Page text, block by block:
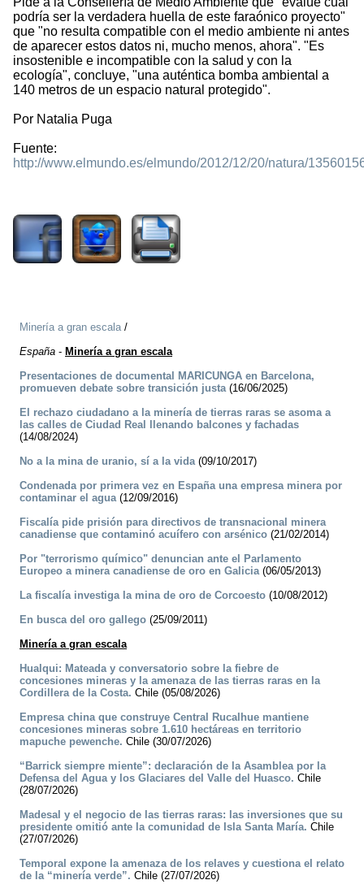
podría ser la verdadera huella de este faraónico proyecto"
que "no resulta compatible con el medio ambiente ni antes
de aparecer estos datos ni, mucho menos, ahora". "Es
insostenible e incompatible con la salud y con la
ecología", concluye, "una auténtica bomba ambiental a
140 metros de un espacio natural protegido".
Por Natalia Puga
Fuente:
http://www.elmundo.es/elmundo/2012/12/20/natura/
Minería a gran escala/
España - Minería a gran escala
Presentaciones de documental MARICUNGA en Barcelona,
promueven debate sobre transición justa(16/06/2025)
El rechazo ciudadano a la minería de tierras raras se asoma a
las calles de Ciudad Real llenando balcones y fachadas
(14/08/2024)
No a la mina de uranio, sí a la vida(09/10/2017)
Condenada por primera vez en España una empresa minera por
contaminar el agua(12/09/2016)
Fiscalía pide prisión para directivos de transnacional minera
canadiense que contaminó acuífero con arsénico (21/02/2014)
Por "terrorismo químico" denuncian ante el Parlamento
Europeo a minera canadiense de oro en Galicia(06/05/2013)
La fiscalía investiga la mina de oro de Corcoesto (10/08/2012)
En busca del oro gallego (25/09/2011)
Minería a gran escala
Hualqui: Mateada y conversatorio sobre la fiebre de
concesiones mineras y la amenaza de las tierras raras en la
Cordillera de la Costa. Chile (05/08/2026)
Empresa china que construye Central Rucalhue mantiene
concesiones mineras sobre 1.610 hectáreas en territorio
mapuche pewenche. Chile (30/07/2026)
“Barrick siempre miente”: declaración de la Asamblea por la
Defensa del Agua y los Glaciares del Valle del Huasco. Chile
(28/07/2026)
Madesal y el negocio de las tierras raras: las inversiones que su
presidente omitió ante la comunidad de Isla Santa María. Chile
(27/07/2026)
Temporal expone la amenaza de los relaves y cuestiona el relato
de la “minería verde”. Chile (27/07/2026)